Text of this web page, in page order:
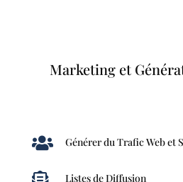
Marketing et
 Générer du Trafic Web et
Listes de Diffusion